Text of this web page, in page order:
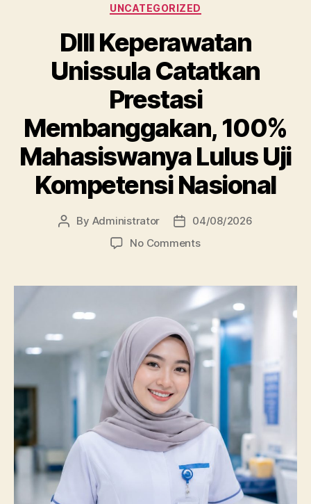
Categories
UNCATEGORIZED
DIII Keperawatan
Unissula Catatkan
Prestasi
Membanggakan, 100%
Mahasiswanya Lulus Uji
Kompetensi Nasional
Post
By Administrator
Post
date
04/08/2026
No Commentson
Unissula
Catatkan
Prestasi
Membanggakan,
100%
Mahasiswanya
Kompetensi
Nasional